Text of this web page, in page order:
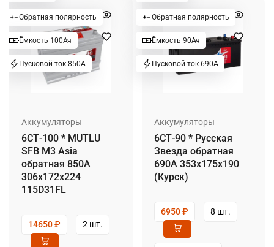
Обратная полярность
Ёмкость 100Ач
Пусковой ток 850А
Аккумуляторы
6СТ-100 * MUTLU
SFB M3 Asia
обратная 850А
306x172x224
115D31FL
14650₽ 2 шт.
Обратная полярность
Ёмкость 90Ач
Пусковой ток 690А
Аккумуляторы
6СТ-90 * Русская
Звезда обратная
690А 353x175x190
(Курск)
6950₽ 8 шт.